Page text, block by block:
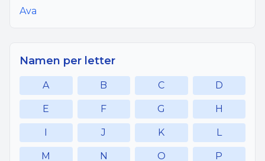
Ava
Namen per letter
A B C D
E F G H
I J K L
M N O P